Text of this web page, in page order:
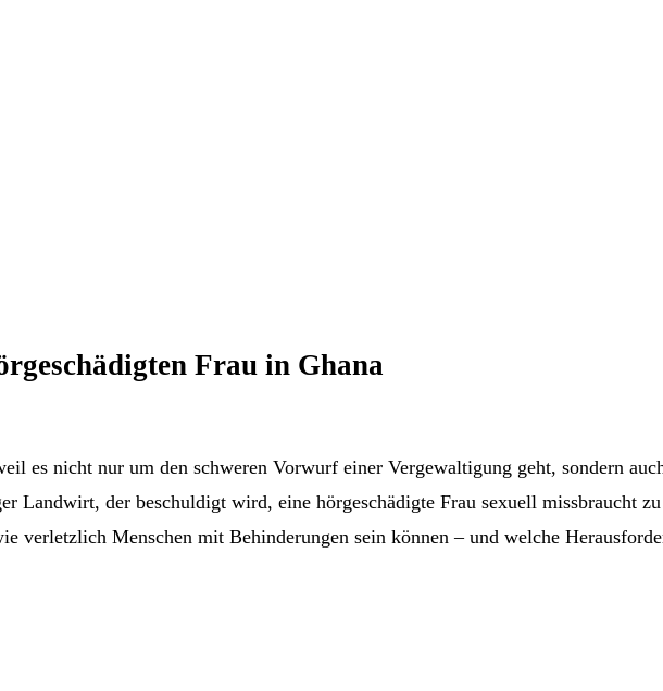
Frau in Ghana
es nicht nur um den schweren Vorwurf einer Vergewaltigung geht, sondern
der beschuldigt wird, eine hörgeschädigte Frau sexuell missbraucht
verletzlich Menschen mit Behinderungen sein können – und welche